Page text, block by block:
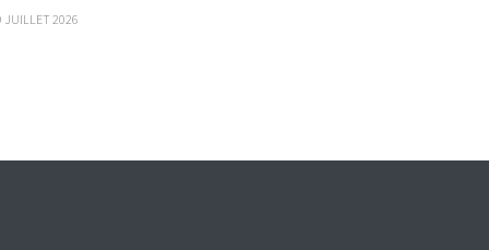
JUILLET 2026